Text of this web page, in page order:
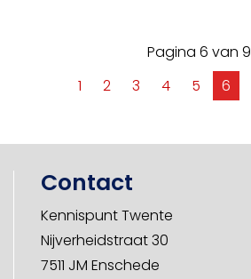
Pagina 6 van 9
1
2 3 4 5 6
Contact
Kennispunt Twente
Nijverheidstraat 30
7511 JM Enschede